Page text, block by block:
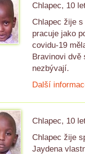
Chlapec, 10
Chlapec žije
pracuje jako
covidu-19
Bravinovi dvě
nezbývají.
Další
Chlapec, 10
Chlapec žije
Jaydena